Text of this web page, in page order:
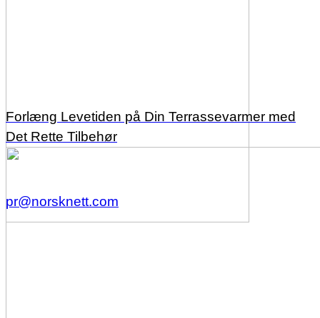
Forlæng Levetiden på Din Terrassevarmer med
Det Rette Tilbehør
pr@norsknett.com